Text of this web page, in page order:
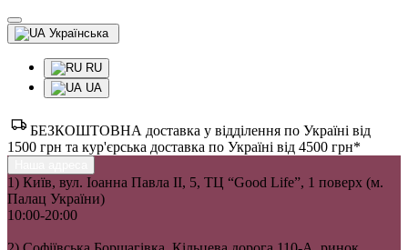
Українська
RU
UA
БЕЗКОШТОВНА доставка у відділення по Україні від
1500 грн та кур'єрська доставка по Україні від 4500 грн*
1) Київ, вул. Іоанна Павла II, 5, ТЦ “Good Life”, 1 поверх (м.
Палац України)
10:00-20:00